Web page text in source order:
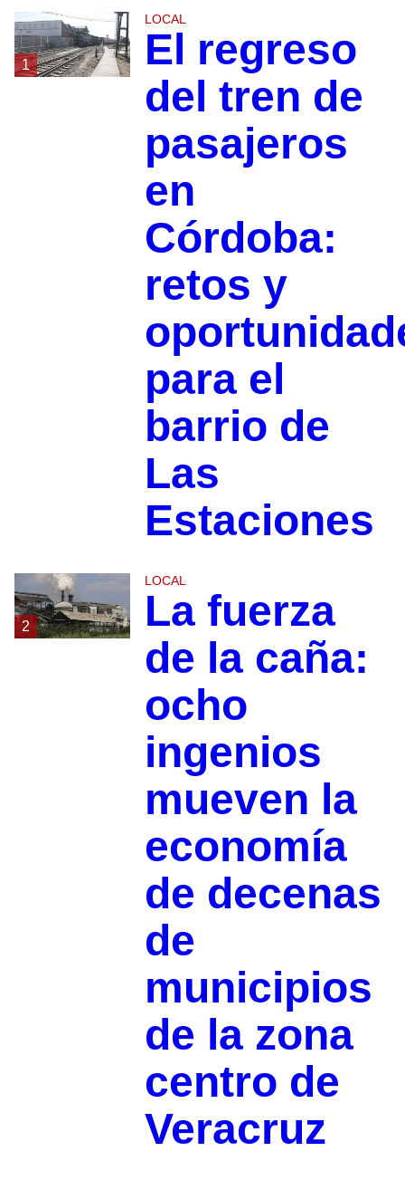
1
LOCAL
El regreso
del tren de
pasajeros
en
Córdoba:
retos y
para el
barrio de
Las
Estaciones
2
LOCAL
La fuerza
de la caña:
ocho
ingenios
mueven la
economía
de decenas
de
municipios
de la zona
centro de
Veracruz